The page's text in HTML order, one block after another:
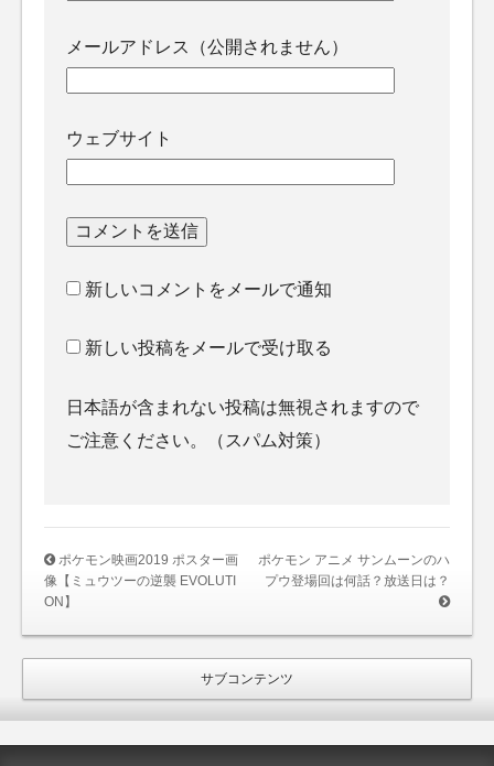
メールアドレス（公開されません）
ウェブサイト
新しいコメントをメールで通知
新しい投稿をメールで受け取る
日本語が含まれない投稿は無視されますので
ご注意ください。（スパム対策）
ポケモン映画2019 ポスター画
像【ミュウツーの逆襲 EVOLUTI
ON】
ポケモン アニメ サンムーンのハ
プウ登場回は何話？放送日は？
サブコンテンツ